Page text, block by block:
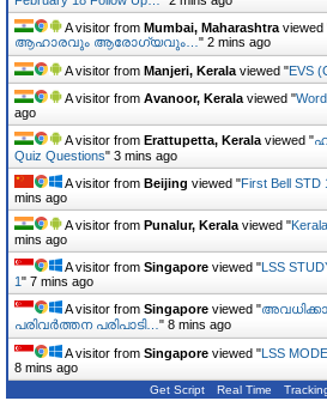
A visitor from Mumbai, Maharashtra viewed
ആഹാരവും ആരോഗ്യവും… " 2 mins ago
A visitor from Manjeri, Kerala viewed "EVS
A visitor from Avanoor, Kerala viewed "
ago
A visitor from Erattupetta, Kerala viewed "
Quiz Questions" 4 mins ago
A visitor from Beijing viewed "First Bell STD
mins ago
A visitor from Punalur, Kerala viewed "
mins ago
A visitor from Singapore viewed " LSS
1 " 7 mins ago
A visitor from Singapore viewed "
പരിവര്‍ത്തന പരിപാടി… " 8 mins ago
A visitor from Singapore viewed " LSS
8 mins ago
Get Script Real Time